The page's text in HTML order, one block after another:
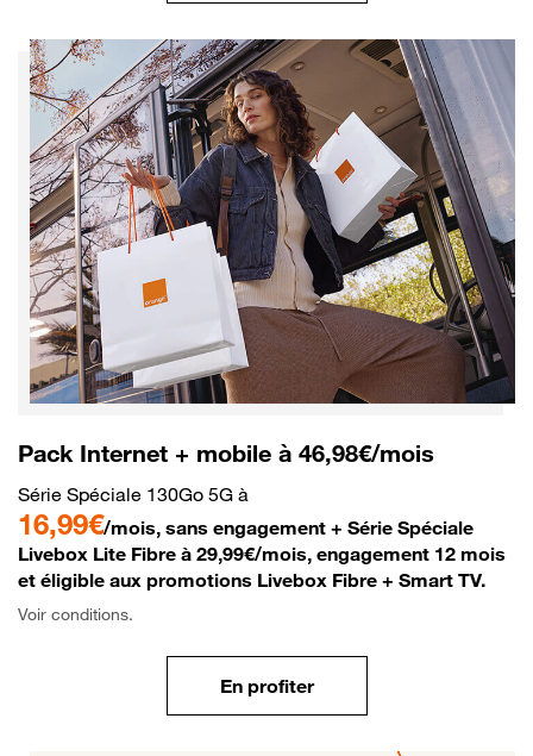
Pack Internet + mobile à 46,98€/mois
Série Spéciale 130Go 5G à
16,99€/mois, sans engagement + Série Spéciale
Livebox Lite Fibre à 29,99€/mois, engagement 12 mois
et éligible aux promotions Livebox Fibre + Smart TV.
Voir conditions.
En profiter